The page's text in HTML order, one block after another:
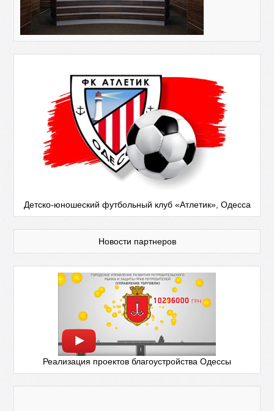
Детско-юношеский футбольный клуб «Атлетик», Одесса
Новости партнеров
Реализация проектов благоустройства Одессы